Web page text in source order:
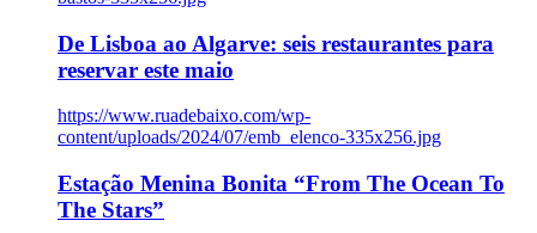
De Lisboa ao Algarve: seis restaurantes para
reservar este maio
https://www.ruadebaixo.com/wp-
content/uploads/2024/07/emb_elenco-335x256.jpg
Estação Menina Bonita “From The Ocean To
The Stars”